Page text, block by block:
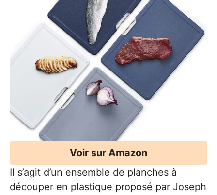
Voir sur Amazon
Il s’agit d’un ensemble de planches à
découper en plastique proposé par Joseph